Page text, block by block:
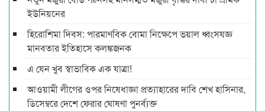
ইউনিয়নের
হিরোশিমা দিবস: পারমাণবিক বোমা নিক্ষেপে ভয়াল ধ্বংসযজ্ঞ
মানবতার ইতিহাসে কলঙ্কজনক
এ যেন খুব স্বাভাবিক এক যাত্রা!
আওয়ামী লীগের ওপর নিষেধাজ্ঞা প্রত্যাহারের দাবি শেখ হাসিনার,
ডিসেম্বরে দেশে ফেরার ঘোষণা পুনর্ব্যক্ত